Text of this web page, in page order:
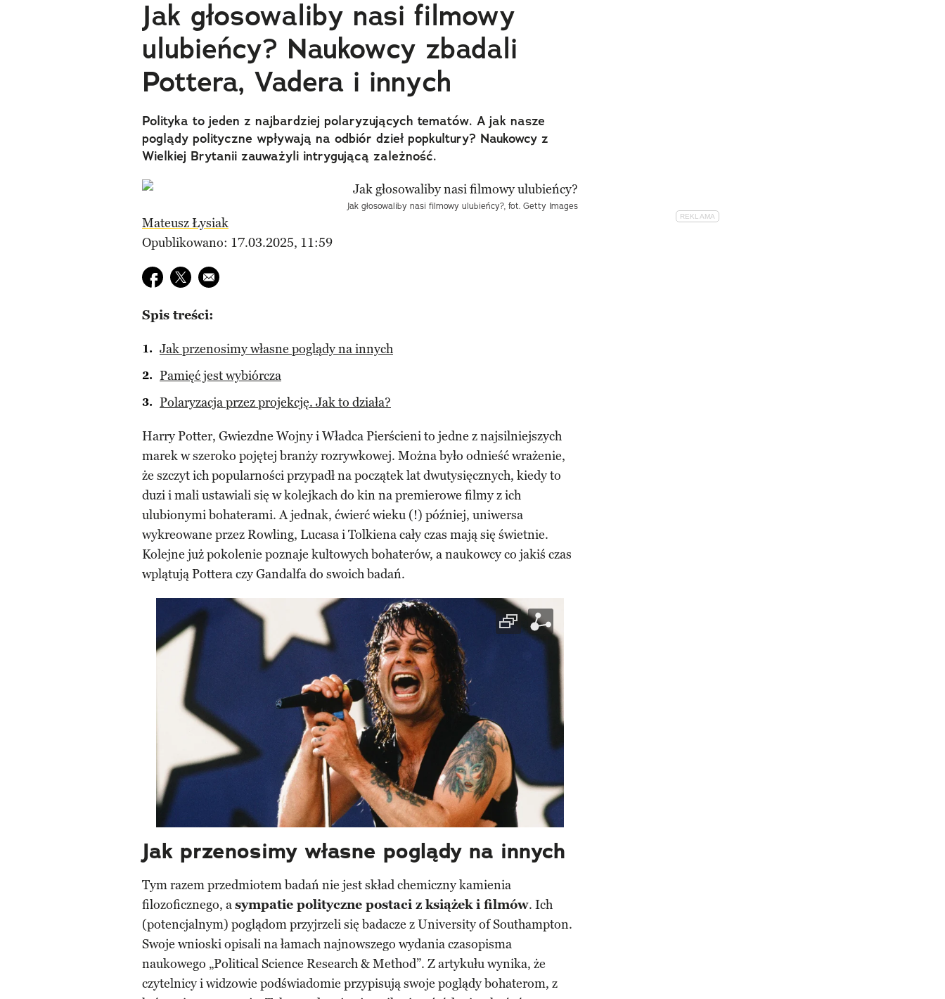
Jak głosowaliby nasi filmowy
ulubieńcy? Naukowcy zbadali
Pottera, Vadera i innych
Polityka to jeden z najbardziej polaryzujących tematów. A jak nasze
poglądy polityczne wpływają na odbiór dzieł popkultury? Naukowcy z
Wielkiej Brytanii zauważyli intrygującą zależność.
Jak głosowaliby nasi filmowy ulubieńcy?, fot. Getty Images
Mateusz Łysiak
Opublikowano: 17.03.2025, 11:59
Udostępnij na facebook
Udostępnij na twitter
E-mail do przyjaciela
Spis treści:
Jak przenosimy własne poglądy na innych
Pamięć jest wybiórcza
Polaryzacja przez projekcję. Jak to działa?
Harry Potter, Gwiezdne Wojny i Władca Pierścieni to jedne z najsilniejszych
marek w szeroko pojętej branży rozrywkowej. Można było odnieść wrażenie,
że szczyt ich popularności przypadł na początek lat dwutysięcznych, kiedy to
duzi i mali ustawiali się w kolejkach do kin na premierowe filmy z ich
ulubionymi bohaterami. A jednak, ćwierć wieku (!) później, uniwersa
wykreowane przez Rowling, Lucasa i Tolkiena cały czas mają się świetnie.
Kolejne już pokolenie poznaje kultowych bohaterów, a naukowcy co jakiś czas
wplątują Pottera czy Gandalfa do swoich badań.
Jak przenosimy własne poglądy na innych
Tym razem przedmiotem badań nie jest skład chemiczny kamienia
filozoficznego, asympatie polityczne postaci z książek i filmów. Ich
(potencjalnym) poglądom przyjrzeli się badacze z University of Southampton.
Swoje wnioski opisali na łamach najnowszego wydania czasopisma
naukowego „Political Science Research & Method”. Z artykułu wynika, że
czytelnicy i widzowie podświadomie przypisują swoje poglądy bohaterom, z